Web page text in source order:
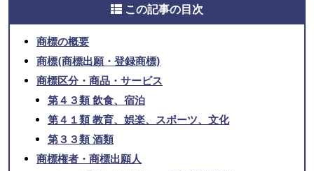
この記事の目次
商標の概要
商標(商標出願・登録商標)
商標区分・商品・サービス
第４３類 飲食、宿泊
第４１類 教育、娯楽、スポーツ、文化
第３３類 酒類
商標権者・商標出願人